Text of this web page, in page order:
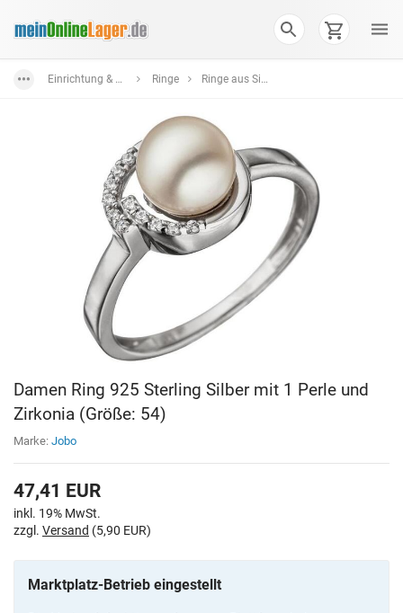
Einrichtung & Wohnaccessoires Ringe Ringe aus Silber in verschiedenen Farben und Formen
Damen Ring 925 Sterling Silber mit 1 Perle und
Zirkonia (Größe: 54)
Marke: Jobo
47,41 EUR
inkl. 19% MwSt.
zzgl. Versand (5,90 EUR)
Marktplatz-Betrieb eingestellt